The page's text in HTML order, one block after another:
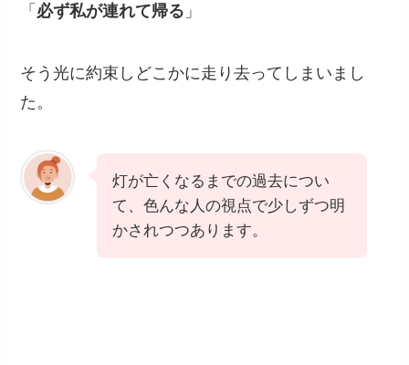
「 必ず私が連れて帰る 」
そう光に約束しどこかに走り去ってしまいまし
た。
灯が亡くなるまでの過去につい
て、色んな人の視点で少しずつ明
かされつつあります。